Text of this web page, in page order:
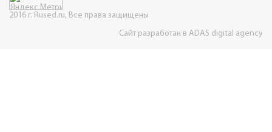
2016 г. Rused.ru, Все права защищены
Сайт разработан в ADAS digital agency